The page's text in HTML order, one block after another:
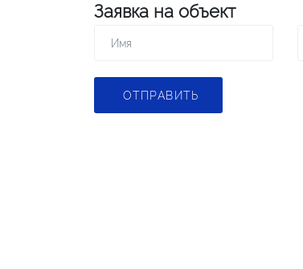
Заявка на объект
ОТПРАВИТЬ